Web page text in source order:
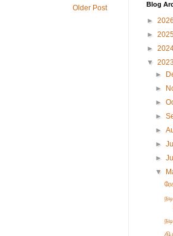
Older Post Blog
► 2026
►
►
▼ 2023
►
►
►
►
►
►
►
▼